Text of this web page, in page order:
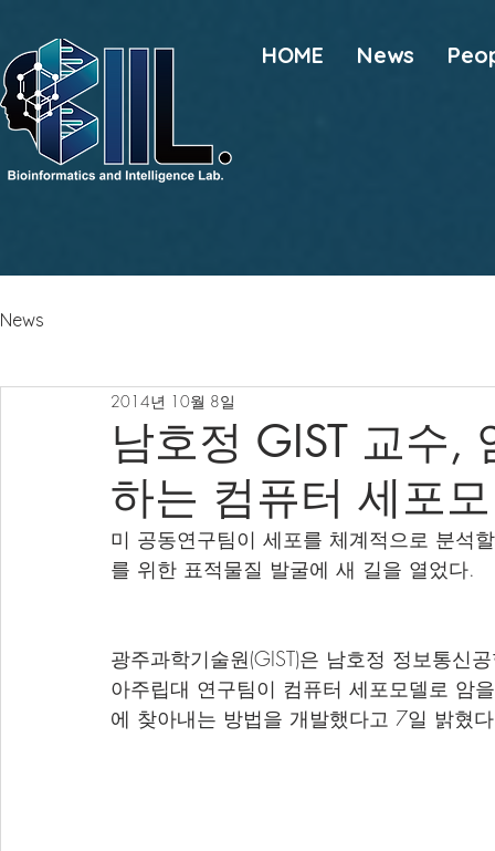
HOME News
News
남호정 GIST 교수,
하는 컴퓨터 세포
2014년 10월 8일
미 공동연구팀이 세포를 체계적으로 분석
를 위한 표적물질 발굴에 새 길을 열었다.
광주과학기술원(GIST)은 남호정 정보통신
아주립대 연구팀이 컴퓨터 세포모델로 암
에 찾아내는 방법을 개발했다고 7일 밝혔